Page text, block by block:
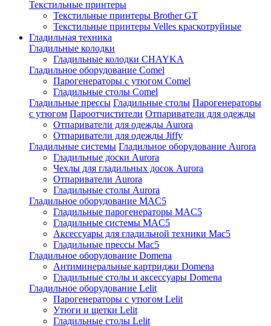
Текстильные принтеры
Текстильные принтеры Brother GT
Текстильные принтеры Velles краскотруйные
Гладильная техника
Гладильные колодки
Гладильные колодки CHAYKA
Гладильное оборудование Comel
Парогенераторы с утюгом Comel
Гладильные столы Comel
Гладильные прессы Гладильные столы Парогенераторы
с утюгом Пароотчистители Отпариватели для одежды
Отпариватели для одежды Aurora
Отпариватели для одежды Jiffy
Гладильные системы Гладильное оборудование Aurora
Гладильные доски Aurora
Чехлы для гладильных досок Aurora
Отпариватели Aurora
Гладильные столы Aurora
Гладильное оборудование MAC5
Гладильные парогенераторы MAC5
Гладильные системы MAC5
Аксессуары для гладильной техники Mac5
Гладильные прессы Mac5
Гладильное оборудование Domena
Антиминеральные картриджи Domena
Гладильные столы и аксессуары Domena
Гладильное оборудование Lelit
Парогенераторы с утюгом Lelit
Утюги и щетки Lelit
Гладильные столы Lelit